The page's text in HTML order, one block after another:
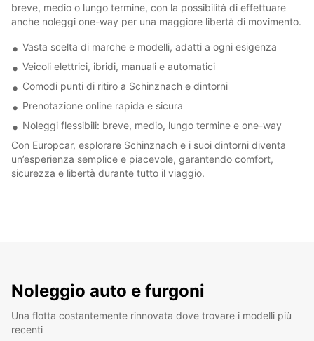
breve, medio o lungo termine, con la possibilità di effettuare
anche noleggi one-way per una maggiore libertà di movimento.
Vasta scelta di marche e modelli, adatti a ogni esigenza
Veicoli elettrici, ibridi, manuali e automatici
Comodi punti di ritiro a Schinznach e dintorni
Prenotazione online rapida e sicura
Noleggi flessibili: breve, medio, lungo termine e one-way
Con Europcar, esplorare Schinznach e i suoi dintorni diventa
un’esperienza semplice e piacevole, garantendo comfort,
sicurezza e libertà durante tutto il viaggio.
Noleggio auto e furgoni
Una flotta costantemente rinnovata dove trovare i modelli più
recenti